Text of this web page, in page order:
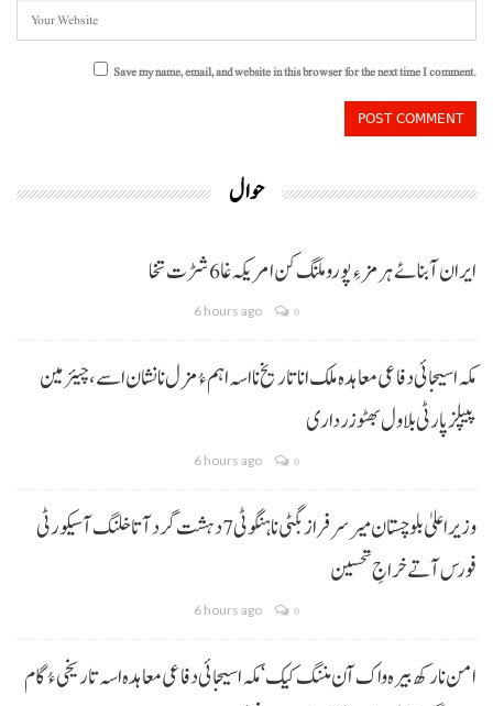
Save my name, email, and website in this browser for the next time I comment.
حوال
ایران آبنائے ہرمز ءِ پورو ملنگ کن امریکہ غا 6 شڑت تخا
6 hours ago 0
مکہ اسیجائی دفاعی معاہدہ ملک انا تاریخ نا اسہ اہم ءُ مزل نا نشان اسے، چیئرمین
پیپلز پارٹی بلاول بھٹو زرداری
6 hours ago 0
وزیراعلیٰ بلوچستان میر سرفراز بگٹی نا ہنگو ٹی 7 دہشت گرد آتا خلنگ آ سیکورٹی
فورس آتے خراجِ تحسین
6 hours ago 0
امن نا رکھ بیرہ واک آن مننگ کیک‘ مکہ اسیجائی دفاعی معاہدہ اسہ تاریخی ءُ گام